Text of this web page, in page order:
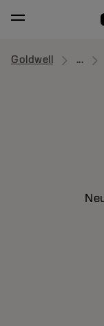
Goldwell ...